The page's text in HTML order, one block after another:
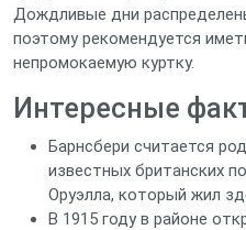
Дождливые дни
поэтому рекомендуется
непромокаемую куртку.
Интересные
Барнсбери считается
известных британских
Оруэлла, который жил
В 1915 году в районе